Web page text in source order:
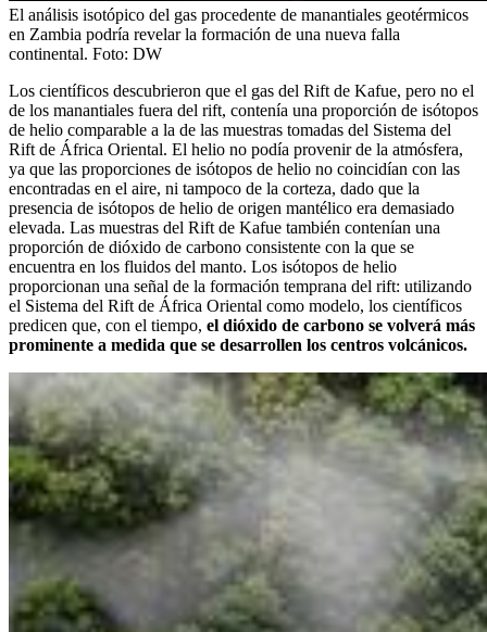
El análisis isotópico del gas procedente de manantiales geotérmicos
en Zambia podría revelar la formación de una nueva falla
continental. Foto: DW
Los científicos descubrieron que el gas del Rift de Kafue, pero no el
de los manantiales fuera del rift, contenía una proporción de isótopos
de helio comparable a la de las muestras tomadas del Sistema del
Rift de África Oriental. El helio no podía provenir de la atmósfera,
ya que las proporciones de isótopos de helio no coincidían con las
encontradas en el aire, ni tampoco de la corteza, dado que la
presencia de isótopos de helio de origen mantélico era demasiado
elevada. Las muestras del Rift de Kafue también contenían una
proporción de dióxido de carbono consistente con la que se
encuentra en los fluidos del manto. Los isótopos de helio
proporcionan una señal de la formación temprana del rift: utilizando
el Sistema del Rift de África Oriental como modelo, los científicos
predicen que, con el tiempo, el dióxido de carbono se volverá más
prominente a medida que se desarrollen los centros volcánicos.